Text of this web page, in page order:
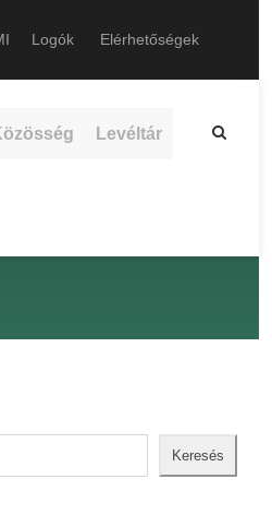
Logók Elérhetőségek
Levéltár
Keresés